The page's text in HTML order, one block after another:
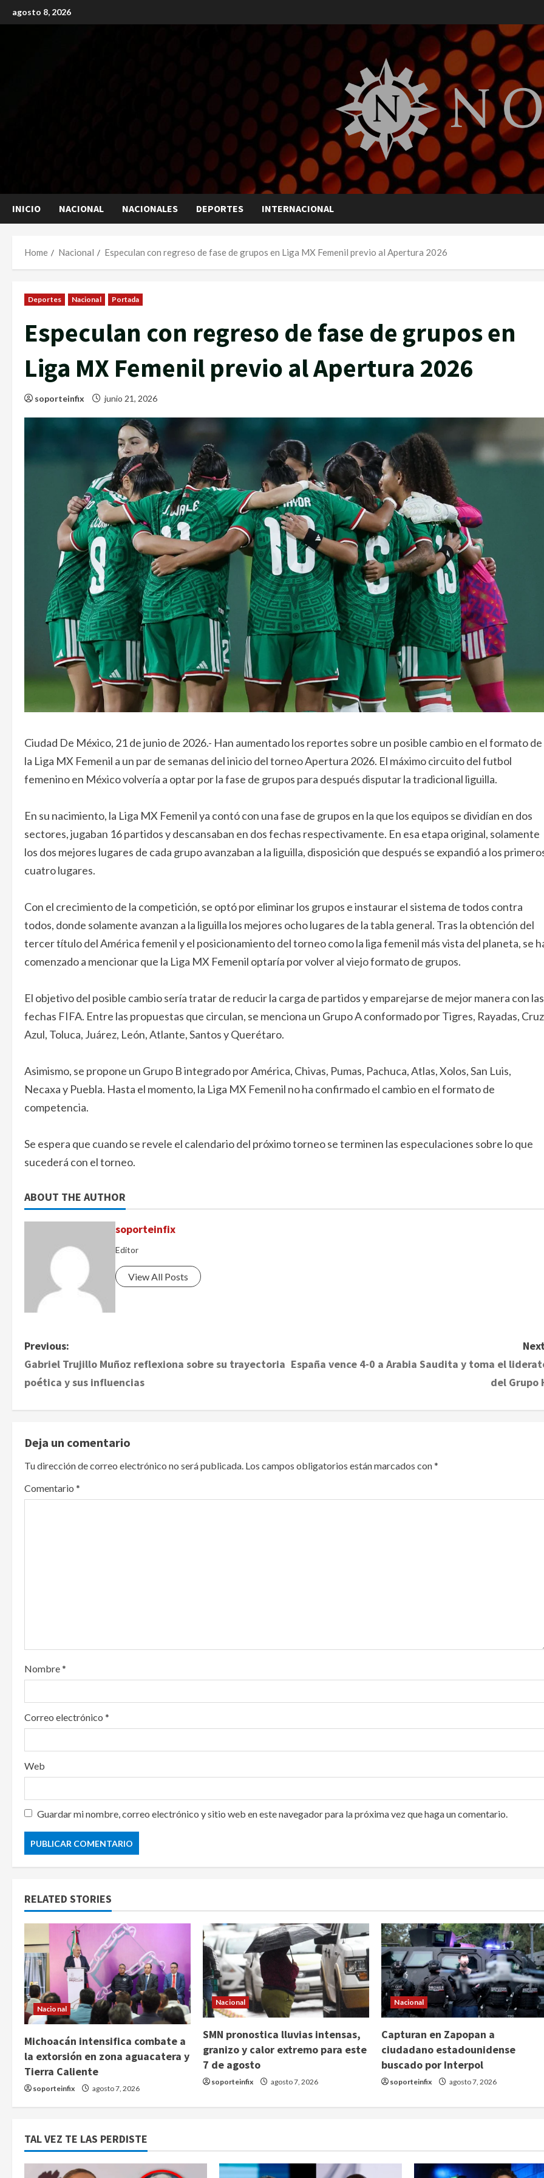
to
agosto 8, 2026
INICIO NACIONAL NACIONALES DEPORTES INTERNACIONAL
Home Nacional Especulan con regreso de fase de grupos en Liga MX Femenil previo al Apertura 2026
Deportes Nacional Portada
Especulan con regreso de fase de grupos en
Liga MX Femenil previo al Apertura 2026
soporteinfix junio 21, 2026
Ciudad De México, 21 de junio de 2026.- Han aumentado los reportes sobre un posible cambio en el formato de
la Liga MX Femenil a un par de semanas del inicio del torneo Apertura 2026. El máximo circuito del futbol
femenino en México volvería a optar por la fase de grupos para después disputar la tradicional liguilla.
En su nacimiento, la Liga MX Femenil ya contó con una fase de grupos en la que los equipos se dividían en dos
sectores, jugaban 16 partidos y descansaban en dos fechas respectivamente. En esa etapa original, solamente
los dos mejores lugares de cada grupo avanzaban a la liguilla, disposición que después se expandió a los
cuatro lugares.
Con el crecimiento de la competición, se optó por eliminar los grupos e instaurar el sistema de todos contra
todos, donde solamente avanzan a la liguilla los mejores ocho lugares de la tabla general. Tras la obtención del
tercer título del América femenil y el posicionamiento del torneo como la liga femenil más vista del planeta, se
comenzado a mencionar que la Liga MX Femenil optaría por volver al viejo formato de grupos.
El objetivo del posible cambio sería tratar de reducir la carga de partidos y emparejarse de mejor manera con las
fechas FIFA. Entre las propuestas que circulan, se menciona un Grupo A conformado por Tigres, Rayadas, Cruz
Azul, Toluca, Juárez, León, Atlante, Santos y Querétaro.
Asimismo, se propone un Grupo B integrado por América, Chivas, Pumas, Pachuca, Atlas, Xolos, San Luis,
Necaxa y Puebla. Hasta el momento, la Liga MX Femenil no ha confirmado el cambio en el formato de
competencia.
Se espera que cuando se revele el calendario del próximo torneo se terminen las especulaciones sobre lo que
sucederá con el torneo.
ABOUT THE AUTHOR
soporteinfix
Editor
View All Posts
P
o
n
a
v
o
n
Previous:
Gabriel Trujillo Muñoz reflexiona sobre su trayectoria
poética y sus influencias
España vence 4-0 a Arabia Saudita y toma el
del Grupo
Deja un comentario
Tu dirección de correo electrónico no será publicada. Los campos obligatorios están marcados con*
Comentario *
Nombre*
Correo electrónico *
Web
Guardar mi nombre, correo electrónico y sitio web en este navegador para la próxima vez que haga un comentario.
RELATED STORIES
Nacional
Michoacán intensifica combate a
la extorsión en zona aguacatera y
Tierra Caliente
soporteinfix agosto 7, 2026
Nacional
SMN pronostica lluvias intensas,
granizo y calor extremo para este
7 de agosto
soporteinfix agosto 7, 2026
Nacional
Capturan en Zapopan a
ciudadano estadounidense
buscado por Interpol
soporteinfix agosto 7, 2026
TAL VEZ TE LAS PERDISTE